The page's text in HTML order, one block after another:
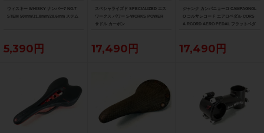
ウィスキー WHISKY ナンバー7 NO.7
STEM 50mm/31.8mm/28.6mm ステム
5,390円
スペシャライズド SPECIALIZED エス
ワークス パワー S-WORKS POWER
サドル カーボン
17,490円
ジャンク カンパニョーロ CAMPAGNOL
O コルサレコード エアロペダル CORS
A RCORD AERO PEDAL フラットペダ
17,490円